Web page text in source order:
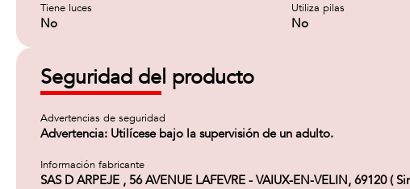
Tiene luces
No
Utiliza pilas
No
Seguridad del producto
Advertencias de seguridad
Advertencia: Utilícese bajo la supervisión de un adulto.
Información fabricante
SAS D ARPEJE , 56 AVENUE LAFEVRE - VAIUX-EN-VELIN, 69120 (